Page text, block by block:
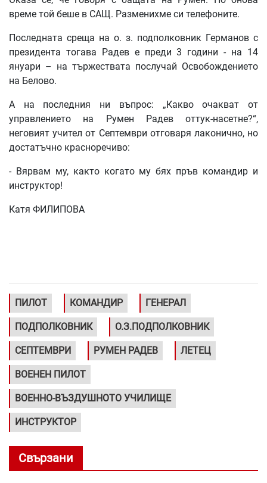
време той беше в САЩ. Разменихме си телефоните.
Последната среща на о. з. подполковник Германов с
президента тогава Радев е преди 3 години - на 14
януари – на тържествата послучай Освобождението
на Белово.
А на последния ни въпрос: „Какво очакват от
управлението на Румен Радев оттук-насетне?“,
неговият учител от Септември отговаря лаконично, но
достатъчно красноречиво:
- Вярвам му, както когато му бях пръв командир и
инструктор!
Катя ФИЛИПОВА
ПИЛОТ КОМАНДИР ГЕНЕРАЛ
ПОДПОЛКОВНИК О.З.ПОДПОЛКОВНИК
СЕПТЕМВРИ РУМЕН РАДЕВ ЛЕТЕЦ
ВОЕНЕН ПИЛОТ
ВОЕННО-ВЪЗДУШНОТО УЧИЛИЩЕ
ИНСТРУКТОР
Свързани